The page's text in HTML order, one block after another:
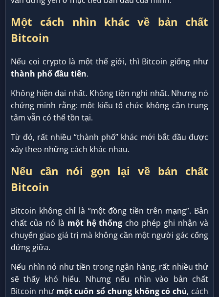
Một cách nhìn khác về bản chất
Bitcoin
Nếu coi crypto là một thế giới, thì Bitcoin giống như
thành phố đầu tiên.
Không hiện đại nhất. Không tiện nghi nhất. Nhưng nó
chứng minh rằng: một kiểu tổ chức không cần trung
tâm vẫn có thể tồn tại.
Từ đó, rất nhiều “thành phố” khác mới bắt đầu được
xây theo những cách khác nhau.
Nếu cần nói gọn lại về bản chất
Bitcoin
Bitcoin không chỉ là “một đồng tiền trên mạng”. Bản
chất của nó là một hệ thống cho phép ghi nhận và
chuyển giao giá trị mà không cần một người gác cổng
đứng giữa.
Nếu nhìn nó như tiền trong ngân hàng, rất nhiều thứ
sẽ thấy khó hiểu. Nhưng nếu nhìn vào bản chất
Bitcoin như một cuốn sổ chung không có chủ, cách